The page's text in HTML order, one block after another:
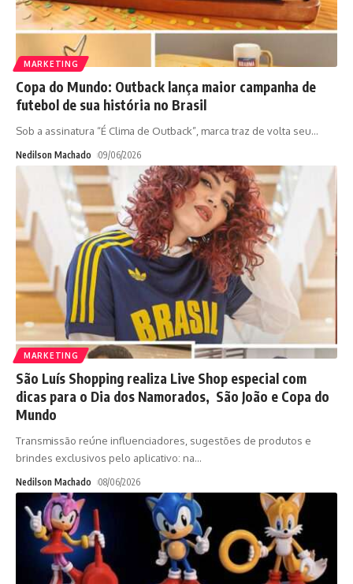
MARKETING
Copa do Mundo: Outback lança maior campanha de
futebol de sua história no Brasil
Sob a assinatura “É Clima de Outback”, marca traz de volta seu…
Nedilson Machado 09/06/2026
MARKETING
São Luís Shopping realiza Live Shop especial com
dicas para o Dia dos Namorados, São João e Copa do
Mundo
Transmissão reúne influenciadores, sugestões de produtos e
brindes exclusivos pelo aplicativo: na…
Nedilson Machado 08/06/2026